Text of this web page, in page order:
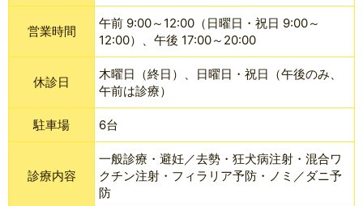
営業時間
午前 9:00～12:00（日曜日・祝日 9:00～
12:00）、午後 17:00～20:00
休診日
木曜日（終日）、日曜日・祝日（午後のみ、
午前は診療）
駐車場 6台
診療内容
一般診療・避妊／去勢・狂犬病注射・混合ワ
クチン注射・フィラリア予防・ノミ／ダニ予
防